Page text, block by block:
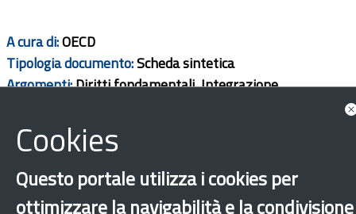
A cura di:OECD
Tipologia documento:Scheda sintetica
Argomenti:Diritti fondamentali, Integrazione
Cookies
Questo portale utilizza i cookies per
ottimizzare la navigabilità e la condivisione